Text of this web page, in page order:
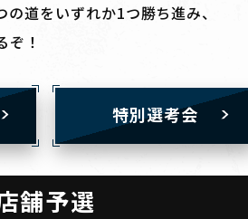
道をいずれか1つ勝ち進み、
！
特別選考会
舗予選